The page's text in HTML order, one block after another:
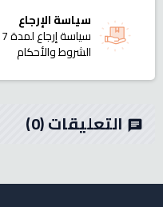
سياسة الإرجاع
الشروط والأحكام
chat التعليقات(0)